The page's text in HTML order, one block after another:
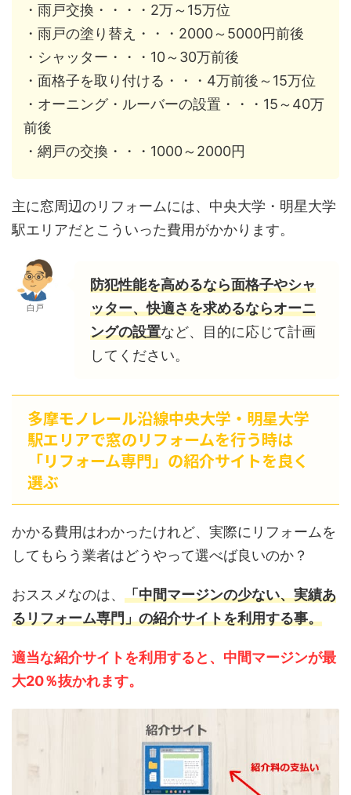
・雨戸交換・・・・2万～15万位
・雨戸の塗り替え・・・2000～5000円前後
・シャッター・・・10～30万前後
・面格子を取り付ける・・・4万前後～15万位
・オーニング・ルーバーの設置・・・15～40万
前後
・網戸の交換・・・1000～2000円
主に窓周辺のリフォームには、中央大学・明星大学
駅エリアだとこういった費用がかかります。
白戸
防犯性能を高めるなら面格子やシャ
ッター、快適さを求めるならオーニ
ングの設置など、目的に応じて計画
してください。
多摩モノレール沿線中央大学・明星大学
駅エリアで窓のリフォームを行う時は
「リフォーム専門」の紹介サイトを良く
選ぶ
かかる費用はわかったけれど、実際にリフォームを
してもらう業者はどうやって選べば良いのか？
おススメなのは、 「中間マージンの少ない、実績あ
るリフォーム専門」の紹介サイトを利用する事。
適当な紹介サイトを利用すると、中間マージンが最
大20％抜かれます。